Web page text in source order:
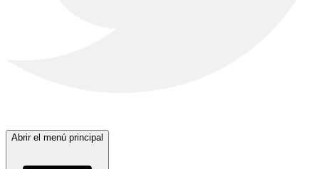
Abrir el menú principal